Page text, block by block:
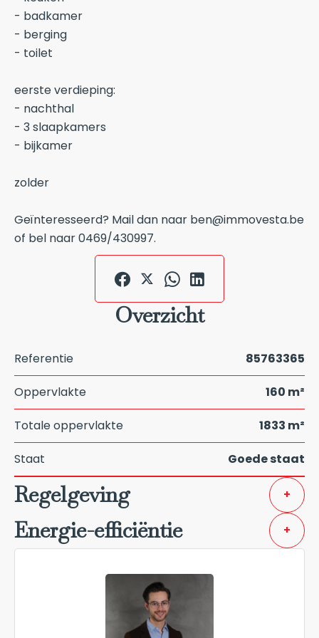
- badkamer
- berging
- toilet
eerste verdieping:
- nachthal
- 3 slaapkamers
- bijkamer
zolder
Geïnteresseerd? Mail dan naar ben@immovesta.be
of bel naar 0469/430997.
Overzicht
Referentie 85763365
Oppervlakte 160 m²
Totale oppervlakte 1833 m²
Staat Goede staat
Regelgeving +
Energie-efficiëntie +